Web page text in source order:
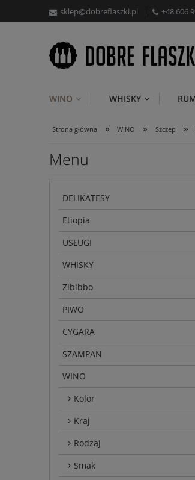
sklep@dobreflaszki.pl +48 606
WINO WHISKY
Strona główna » WINO » Szczep »
Menu
DELIKATESY
Etiopia
USŁUGI
WHISKY
Zibibbo
PIWO
CYGARA
SZAMPAN
WINO
Kolor
Kraj
Rodzaj
Smak